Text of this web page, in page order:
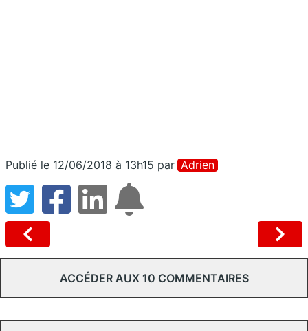
Publié le 12/06/2018 à 13h15 par Adrien
ACCÉDER AUX 10 COMMENTAIRES